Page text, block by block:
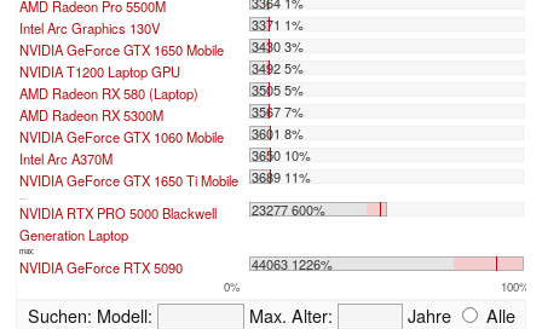
AMD Radeon Pro 5500M
Intel Arc Graphics 130V
3371 1%
NVIDIA GeForce GTX 1650 Mobile
3430 3%
NVIDIA T1200 Laptop GPU
3492 5%
AMD Radeon RX 580 (Laptop)
3505 5%
AMD Radeon RX 5300M
3567 7%
NVIDIA GeForce GTX 1060 Mobile
3601 8%
Intel Arc A370M
3650 10%
NVIDIA GeForce GTX 1650 Ti Mobile
3689 11%
NVIDIA RTX PRO 5000 Blackwell
Generation Laptop
23277 600%
max:
NVIDIA GeForce RTX 5090 44063 1226%
0% 100%
Suchen: Modell: Max. Alter: Jahre
Alle